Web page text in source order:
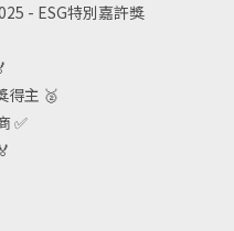
- ESG特別嘉許獎
得主 🥈
✅